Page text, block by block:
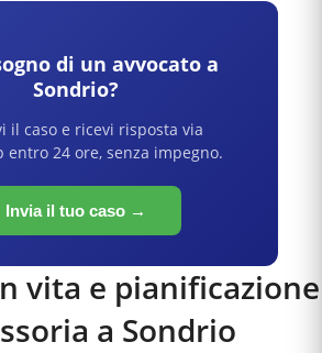
di un avvocato a
Sondrio?
il caso e ricevi risposta via
entro 24 ore, senza impegno.
Invia il tuo caso →
vita e pianificazione
a Sondrio